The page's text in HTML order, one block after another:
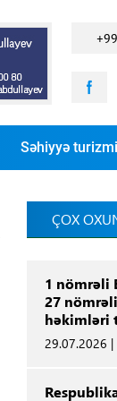
Səhiyyə turizmi
ÇOX
1 nömrəli
27
həkimləri
29.07.2026 |